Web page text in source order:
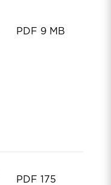
PDF 9 MB
PDF 175